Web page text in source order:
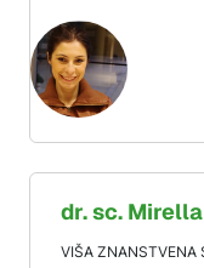
dr. sc. Mirella
VIŠA ZNANSTVENA